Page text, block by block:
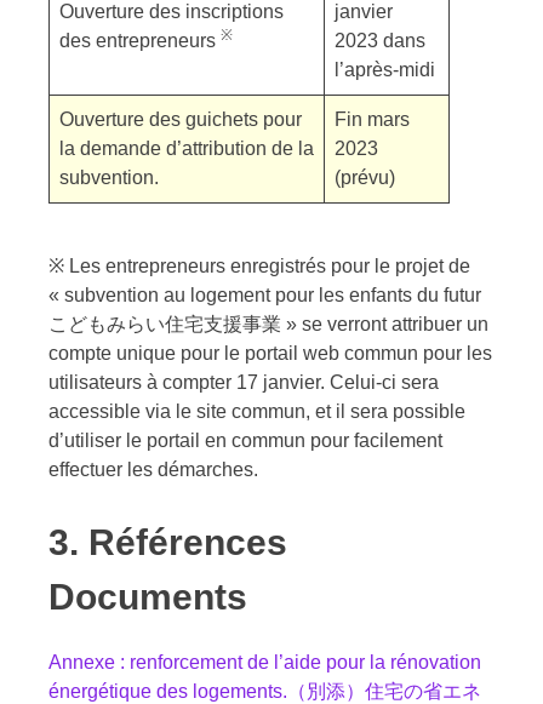
Ouverture des inscriptions
des entrepreneurs ※
janvier
2023 dans
l’après-midi
Ouverture des guichets pour
la demande d’attribution de la
subvention.
Fin mars
2023
(prévu)
※ Les entrepreneurs enregistrés pour le projet de
« subvention au logement pour les enfants du futur
こどもみらい住宅支援事業 » se verront attribuer un
compte unique pour le portail web commun pour les
utilisateurs à compter 17 janvier. Celui-ci sera
accessible via le site commun, et il sera possible
d’utiliser le portail en commun pour facilement
effectuer les démarches.
3. Références
Documents
Annexe : renforcement de l’aide pour la rénovation
énergétique des logements.（別添）住宅の省エネ